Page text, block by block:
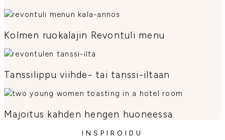
Kolmen ruokalajin Revontuli menu
Tanssilippu viihde- tai tanssi-iltaan
Majoitus kahden hengen huoneessa
INSPIROIDU